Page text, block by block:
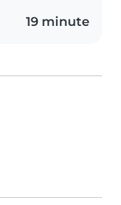
19 minute